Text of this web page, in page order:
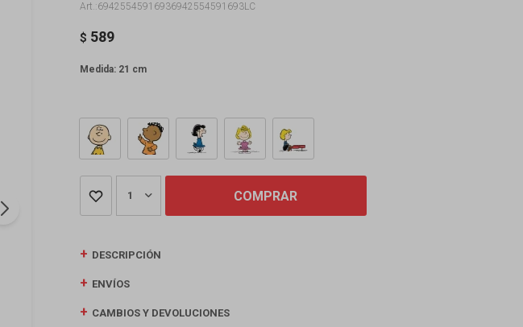
69425545916936942554591693LC
$ 589
Medida: 21 cm
1 COMPRAR
DESCRIPCIÓN
ENVÍOS
CAMBIOS Y DEVOLUCIONES